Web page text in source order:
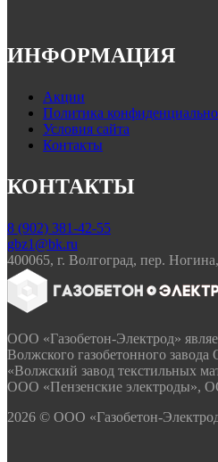
ИНФОРМАЦИЯ
Акции
Политика
Условия сайта
Контакты
КОНТАКТЫ
8 (902) 381-42-55
gbz1@bk.ru
400065, г. Волгоград, пер.
ООО «Газобетон-Электрод»
Волжского газобетонного
«Волжский завод текстильных
ООО «Пензенские электроды»,
2026 © ООО «Газобетон-